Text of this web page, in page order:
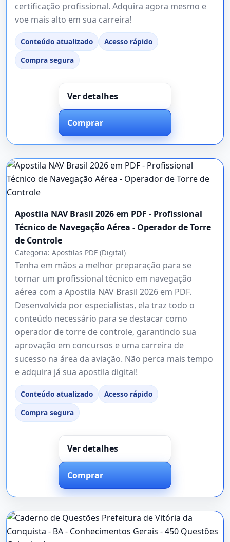
certificação profissional. Adquira agora mesmo e
voe mais alto em sua carreira!
Conteúdo atualizado
Acesso rápido
Compra segura
Ver detalhes
Comprar
Apostila NAV Brasil 2026 em PDF - Profissional
Técnico de Navegação Aérea - Operador de Torre
de Controle
Categoria: Apostilas PDF (Digital)
Tenha em mãos a melhor preparação para se
tornar um profissional técnico em navegação
aérea com a Apostila NAV Brasil 2026 em PDF.
Desenvolvida por especialistas, ela traz todo o
conteúdo necessário para se destacar como
operador de torre de controle, garantindo sua
aprovação em concursos e uma carreira de
sucesso na área da aviação. Não perca mais tempo
e adquira já sua apostila digital!
Conteúdo atualizado
Acesso rápido
Compra segura
Ver detalhes
Comprar